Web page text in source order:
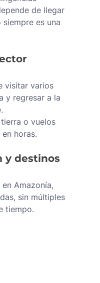
de llegar
es una
visitar varios
y regresar a la
o vuelos
horas.
y destinos
Amazonía,
sin múltiples
tiempo.